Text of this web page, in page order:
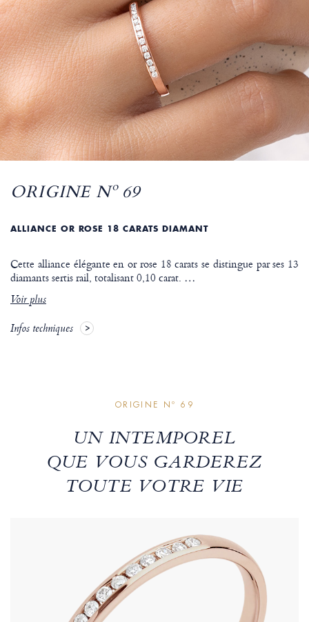
ORIGINE Nº 69
ALLIANCE OR ROSE 18 CARATS DIAMANT
Cette alliance élégante en or rose 18 carats se distingue par ses 13
diamants sertis rail, totalisant 0,10 carat. …
Voir plus
Infos techniques
ORIGINE Nº 69
UN INTEMPOREL
QUE VOUS GARDEREZ
TOUTE VOTRE VIE